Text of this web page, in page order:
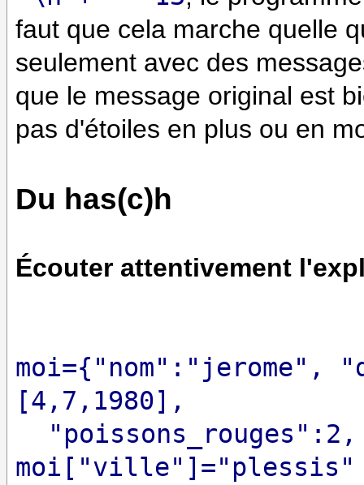
faut que cela marche quelle
seulement avec des
que le message original est
pas d'étoiles en plus ou en
Du has(c)h
Écouter attentivement
moi={"nom":"jerome",
[4,7,1980],
moi["ville"]="plessis"